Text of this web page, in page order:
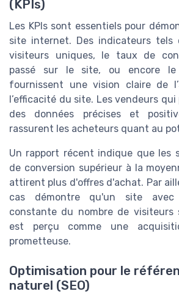
(KPIs)
Les KPIs sont essentiels pour
site internet. Des indicateurs tels
visiteurs uniques, le taux de
passé sur le site, ou encore
fournissent une vision claire de
l’efficacité du site. Les vendeurs
des données précises et
rassurent les acheteurs quant au
Un rapport récent indique que les
de conversion supérieur à la
attirent plus d'offres d'achat. Par
cas démontre qu'un site avec
constante du nombre de visiteurs
est perçu comme une
prometteuse.
Optimisation pour le
naturel (SEO)